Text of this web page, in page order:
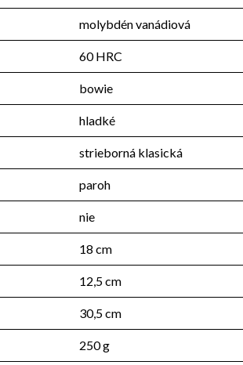
molybdén vanádiová
60 HRC
bowie
hladké
strieborná klasická
paroh
nie
18 cm
12,5 cm
30,5 cm
250 g